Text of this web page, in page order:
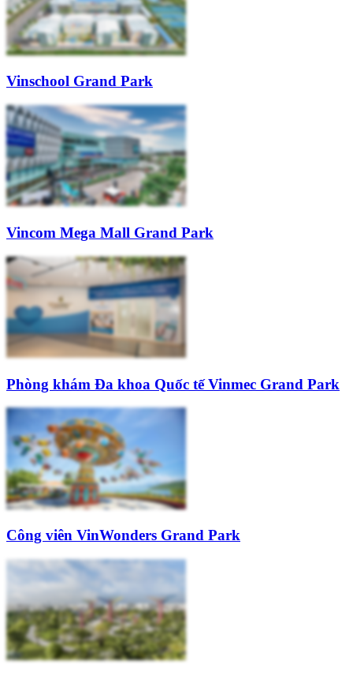
Vinschool Grand Park
Vincom Mega Mall Grand Park
Phòng khám Đa khoa Quốc tế Vinmec Grand Park
Công viên VinWonders Grand Park